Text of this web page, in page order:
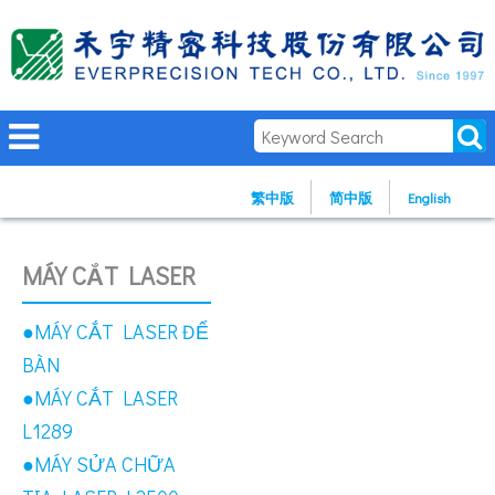
繁中版 简中版 English
MÁY CẮT LASER
●MÁY CẮT LASER ĐỂ
BÀN
●MÁY CẮT LASER
L1289
●MÁY SỬA CHỮA